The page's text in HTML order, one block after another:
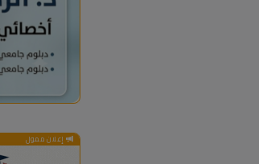
إعلان ممول